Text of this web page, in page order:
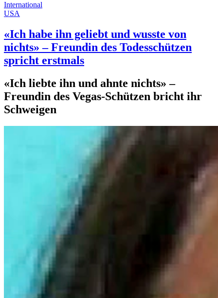
International
USA
«Ich habe ihn geliebt und wusste von
nichts» – Freundin des Todesschützen
spricht erstmals
«Ich liebte ihn und ahnte nichts» –
Freundin des Vegas-Schützen bricht ihr
Schweigen